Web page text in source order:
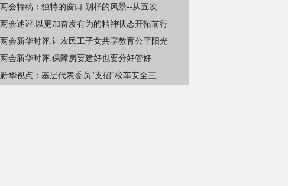
两会特稿：独特的窗口 别样的风景--从五次...
两会述评:以更加奋发有为的精神状态开拓前行
两会新华时评:让农民工子女共享教育公平阳光
两会新华时评:保障房要建好也要分好管好
新华视点：基层代表委员"支招"校车安全三...